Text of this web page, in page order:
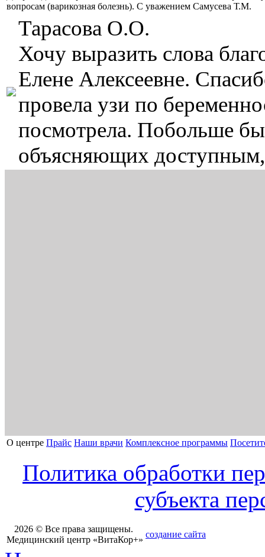
вопросам (варикозная болезнь). С уважением Самусева Т.М.
Тарасова О.О.
Хочу выразить слова
Елене Алексеевне.
провела узи по
посмотрела. Побольше
объясняющих
О центре Прайс Наши врачи Комплексное программы
Политика обработки
субъекта
2026 © Все права защищены.
Медицинский центр «ВитаКор+»
создание сайта